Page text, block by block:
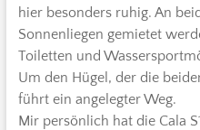
hier besonders ruhig. An
Sonnenliegen gemietet
Toiletten und
Um den Hügel, der die
führt ein angelegter Weg.
Mir persönlich hat die Cala